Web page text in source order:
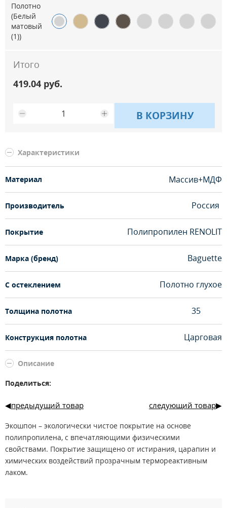
Полотно
(Белый
матовый
(1))
Итого
419.04 руб.
В КОРЗИНУ
Характеристики
Материал Массив+МДФ
Производитель Россия
Покрытие Полипропилен RENOLIT
Марка (бренд) Baguette
С остеклением Полотно глухое
Толщина полотна 35
Конструкция полотна Царговая
Описание
Поделиться:
предыдущий товар следующий товар
Экошпон – экологически чистое покрытие на основе
полипропилена, с впечатляющими физическими
свойствами. Покрытие защищено от истирания, царапин и
химических воздействий прозрачным термореактивным
лаком.